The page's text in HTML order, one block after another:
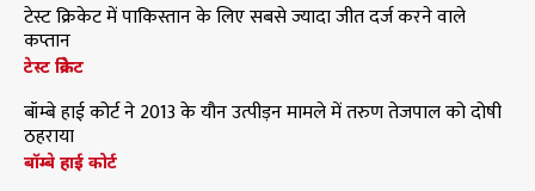
टेस्ट क्रिकेट में पाकिस्तान के लिए सबसे ज्यादा जीत दर्ज करने वाले
कप्तान
टेस्ट क्रिकेट
बॉम्बे हाई कोर्ट ने 2013 के यौन उत्पीड़न मामले में तरुण तेजपाल को दोषी
ठहराया
बॉम्बे हाई कोर्ट